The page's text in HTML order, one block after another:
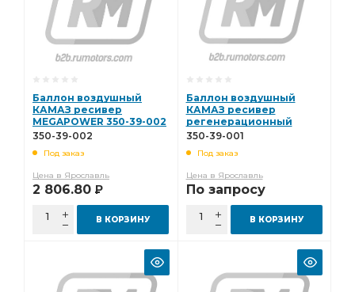
Баллон воздушный
КАМАЗ ресивер
MEGAPOWER 350-39-002
350-39-002
Под заказ
Цена в Ярославль
2 806.80 Р
В КОРЗИНУ
Баллон воздушный
КАМАЗ ресивер
регенерационный
MEGAPOWER 350-39-001
350-39-001
Под заказ
Цена в Ярославль
По запросу
В КОРЗИНУ